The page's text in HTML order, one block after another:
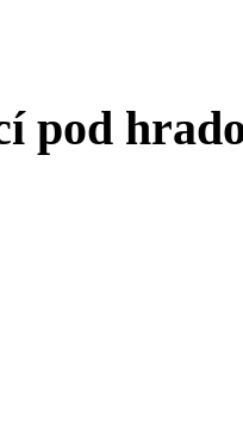
pod